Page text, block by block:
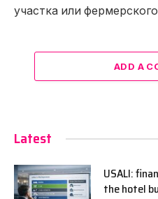
участка или
ADD A
Latest
USALI:
the hotel